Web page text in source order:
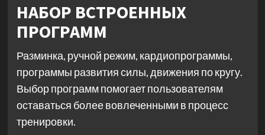
НАБОР ВСТРОЕННЫХ
ПРОГРАММ
Разминка, ручной режим, кардиопрограммы,
программы развития силы, движения по кругу.
Выбор программ помогает пользователям
оставаться более вовлеченными в процесс
тренировки.